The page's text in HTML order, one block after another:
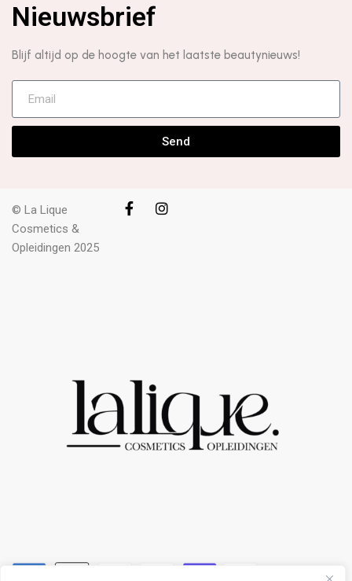
Nieuwsbrief
Blijf altijd op de hoogte van het laatste beautynieuws!
Send
© La Lique
Cosmetics &
Opleidingen 2025